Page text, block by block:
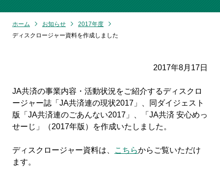
ホーム お知らせ
2017年度
ディスクロージャー資料を作成しました
2017年8月17日
JA共済の事業内容・活動状況をご紹介するディスクロ
ージャー誌「JA共済連の現状2017」、同ダイジェスト
版「JA共済連のごあんない2017」、「JA共済 安心めっ
せーじ」（2017年版）を作成いたしました。
ディスクロージャー資料は、 こちらからご覧いただけ
ます。